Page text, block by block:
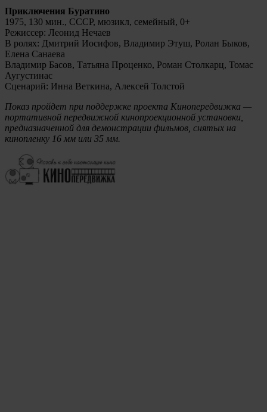
Приключения Буратино
1975, 130 мин., СССР, мюзикл, семейный, 0+
Режиссер: Леонид Нечаев
В ролях: Дмитрий Иосифов, Владимир Этуш, Ролан Быков,
Елена Санаева
Владимир Басов, Татьяна Проценко, Роман Столкарц, Томас
Аугустинас
Сценарий: Инна Веткина, Алексей Толстой
Показ пройдет при поддержке проекта Кинопередвижка —
портативной передвижной кинопроекционной установки,
предназначенной для демонстрации фильмов, снятых на
кинопленку 16 мм или 35 мм.